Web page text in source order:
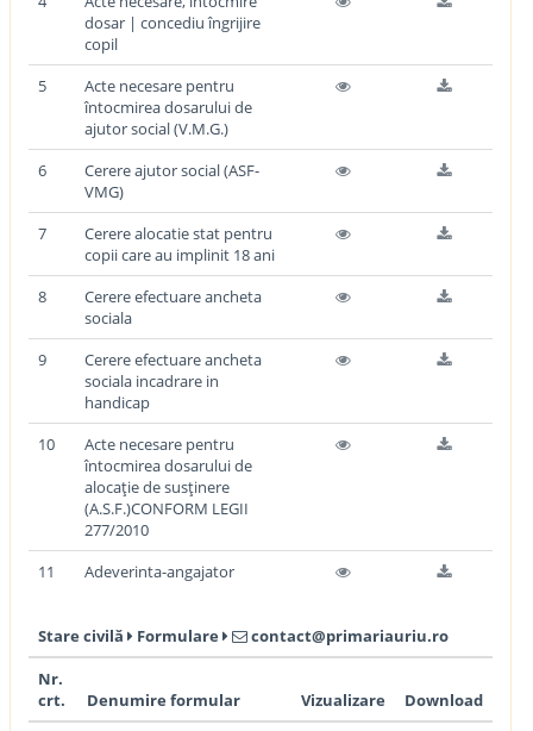
dosar | concediu îngrijire
copil
5
Acte necesare pentru
întocmirea dosarului de
ajutor social (V.M.G.)
6
Cerere ajutor social (ASF-
VMG)
7
Cerere alocatie stat pentru
copii care au implinit 18 ani
8
Cerere efectuare ancheta
sociala
9
Cerere efectuare ancheta
sociala incadrare in
handicap
10
Acte necesare pentru
întocmirea dosarului de
alocaţie de susţinere
(A.S.F.)CONFORM LEGII
277/2010
11
Adeverinta-angajator
Stare civilă Formulare
contact@primariauriu.ro
Nr.
crt.
Denumire formular Vizualizare
Download